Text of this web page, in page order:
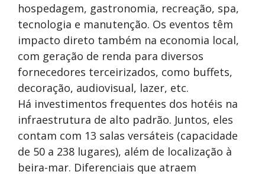
hospedagem, gastronomia, recreação, spa,
tecnologia e manutenção. Os eventos têm
impacto direto também na economia local,
com geração de renda para diversos
fornecedores terceirizados, como buffets,
decoração, audiovisual, lazer, etc.
Há investimentos frequentes dos hotéis na
infraestrutura de alto padrão. Juntos, eles
contam com 13 salas versáteis (capacidade
de 50 a 238 lugares), além de localização à
beira-mar. Diferenciais que atraem